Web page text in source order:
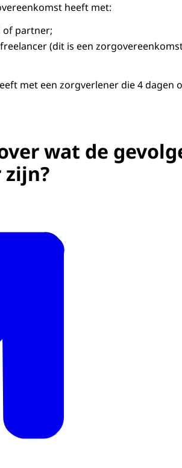
heeft met:
of partner;
(dit is een
met een zorgverlener die 4 dagen
wat de